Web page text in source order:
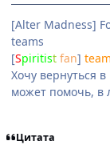
[Alter Madness]
teams
[Spiritist fan] team
Хочу вернуться
может помочь, в
Цитата